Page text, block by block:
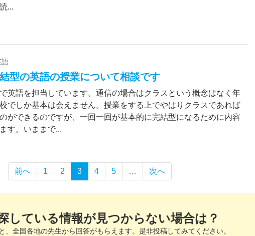
...
型の英語の授業について相談です
英語を担当しています。通信の場合はクラスという概念はなく年
でしか基本は会えません。授業をする上でやはりクラスであれば
ができるのですが、一回一回が基本的に完結型になるために内容
す。いままで...
前へ 1 2 3 4 5 … 次へ
している情報が見つからない場合は？
、全国各地の先生から回答がもらえます。是非投稿してみてください。